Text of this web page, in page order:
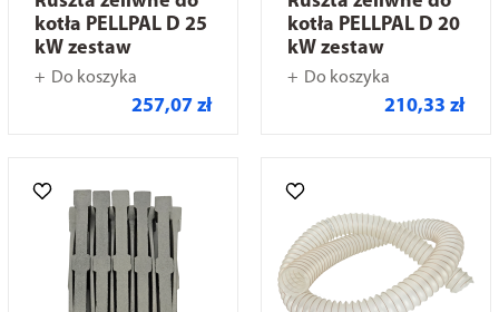
kotła PELLPAL D 25
kW zestaw
Do koszyka
257,07 zł
kotła PELLPAL D 20
kW zestaw
Do koszyka
210,33 zł